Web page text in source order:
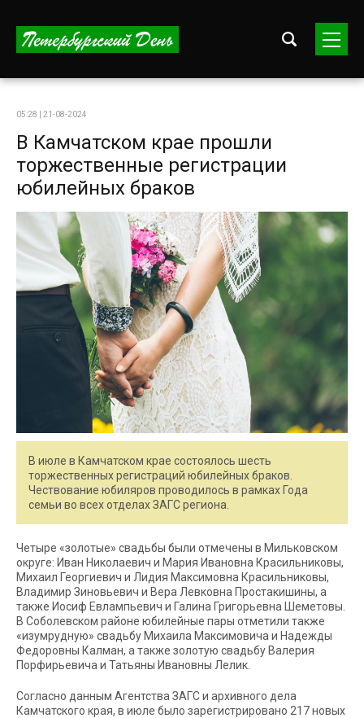
05:28 | 21-08-2024
В Камчатском крае прошли
торжественные регистрации
юбилейных браков
В июле в Камчатском крае состоялось шесть
торжественных регистраций юбилейных браков.
Чествование юбиляров проводилось в рамках Года
семьи во всех отделах ЗАГС региона.
Четыре «золотые» свадьбы были отмечены в Мильковском
округе: Иван Николаевич и Мария Ивановна Красильниковы,
Михаил Георгиевич и Лидия Максимовна Красильниковы,
Владимир Зиновьевич и Вера Левковна Простакишины, а
также Иосиф Евлампьевич и Галина Григорьевна Шеметовы.
В Соболевском районе юбилейные пары отметили также
«изумрудную» свадьбу Михаила Максимовича и Надежды
Федоровны Калман, а также золотую свадьбу Валерия
Порфирьевича и Татьяны Ивановны Лелик.
Согласно данным Агентства ЗАГС и архивного дела
Камчатского края, в июле было зарегистрировано 217 новых